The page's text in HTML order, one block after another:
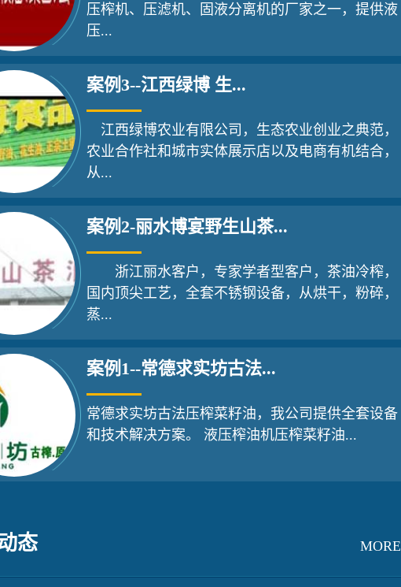
压榨机、压滤机、固液分离机的厂家之一，提供液
压...
案例3--江西绿博 生...
江西绿博农业有限公司，生态农业创业之典范，
农业合作社和城市实体展示店以及电商有机结合，
从...
案例2-丽水博宴野生山茶...
浙江丽水客户，专家学者型客户，茶油冷榨，
国内顶尖工艺，全套不锈钢设备，从烘干，粉碎，
蒸...
案例1--常德求实坊古法...
常德求实坊古法压榨菜籽油，我公司提供全套设备
和技术解决方案。 液压榨油机压榨菜籽油...
态 MORE